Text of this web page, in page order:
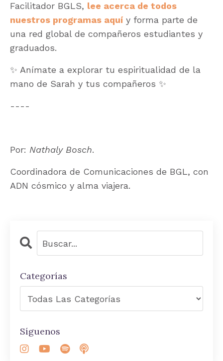
Facilitador BGLS, lee acerca de todos
nuestros programas aquí y forma parte de
una red global de compañeros estudiantes y
graduados.
✨ Anímate a explorar tu espiritualidad de la
mano de Sarah y tus compañeros ✨
----
Por: Nathaly Bosch.
Coordinadora de Comunicaciones de BGL, con
ADN cósmico y alma viajera.
Categorías
Síguenos